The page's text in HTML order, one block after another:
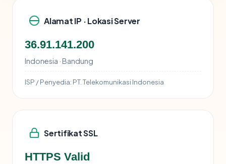
Alamat IP · Lokasi Server
36.91.141.200
Indonesia · Bandung
ISP / Penyedia: PT. Telekomunikasi Indonesia
Sertifikat SSL
HTTPS Valid